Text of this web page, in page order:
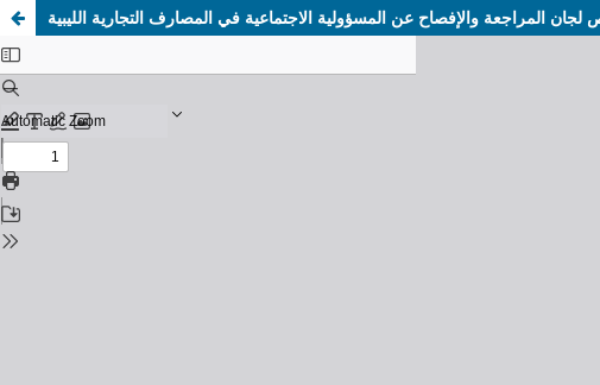
المراجعة والإفصاح عن المسؤولية الاجتماعية في المصارف التجارية الليبية